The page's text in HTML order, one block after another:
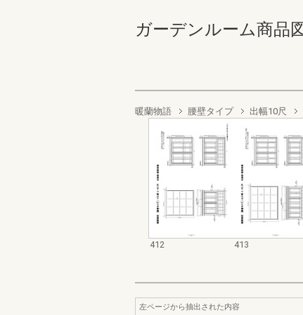
ガーデンルーム商品
暖蘭物語 腰壁タイプ 出幅10尺
412 413
左ページから抽出された内容